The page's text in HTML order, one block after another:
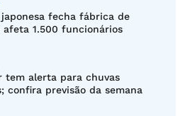
fecha fábrica de
afeta 1.500 funcionários
tem alerta para chuvas
confira previsão da semana